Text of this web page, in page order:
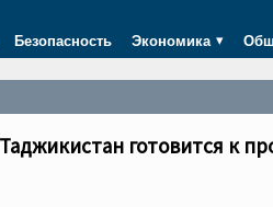
Безопасность Экономика
готовится к